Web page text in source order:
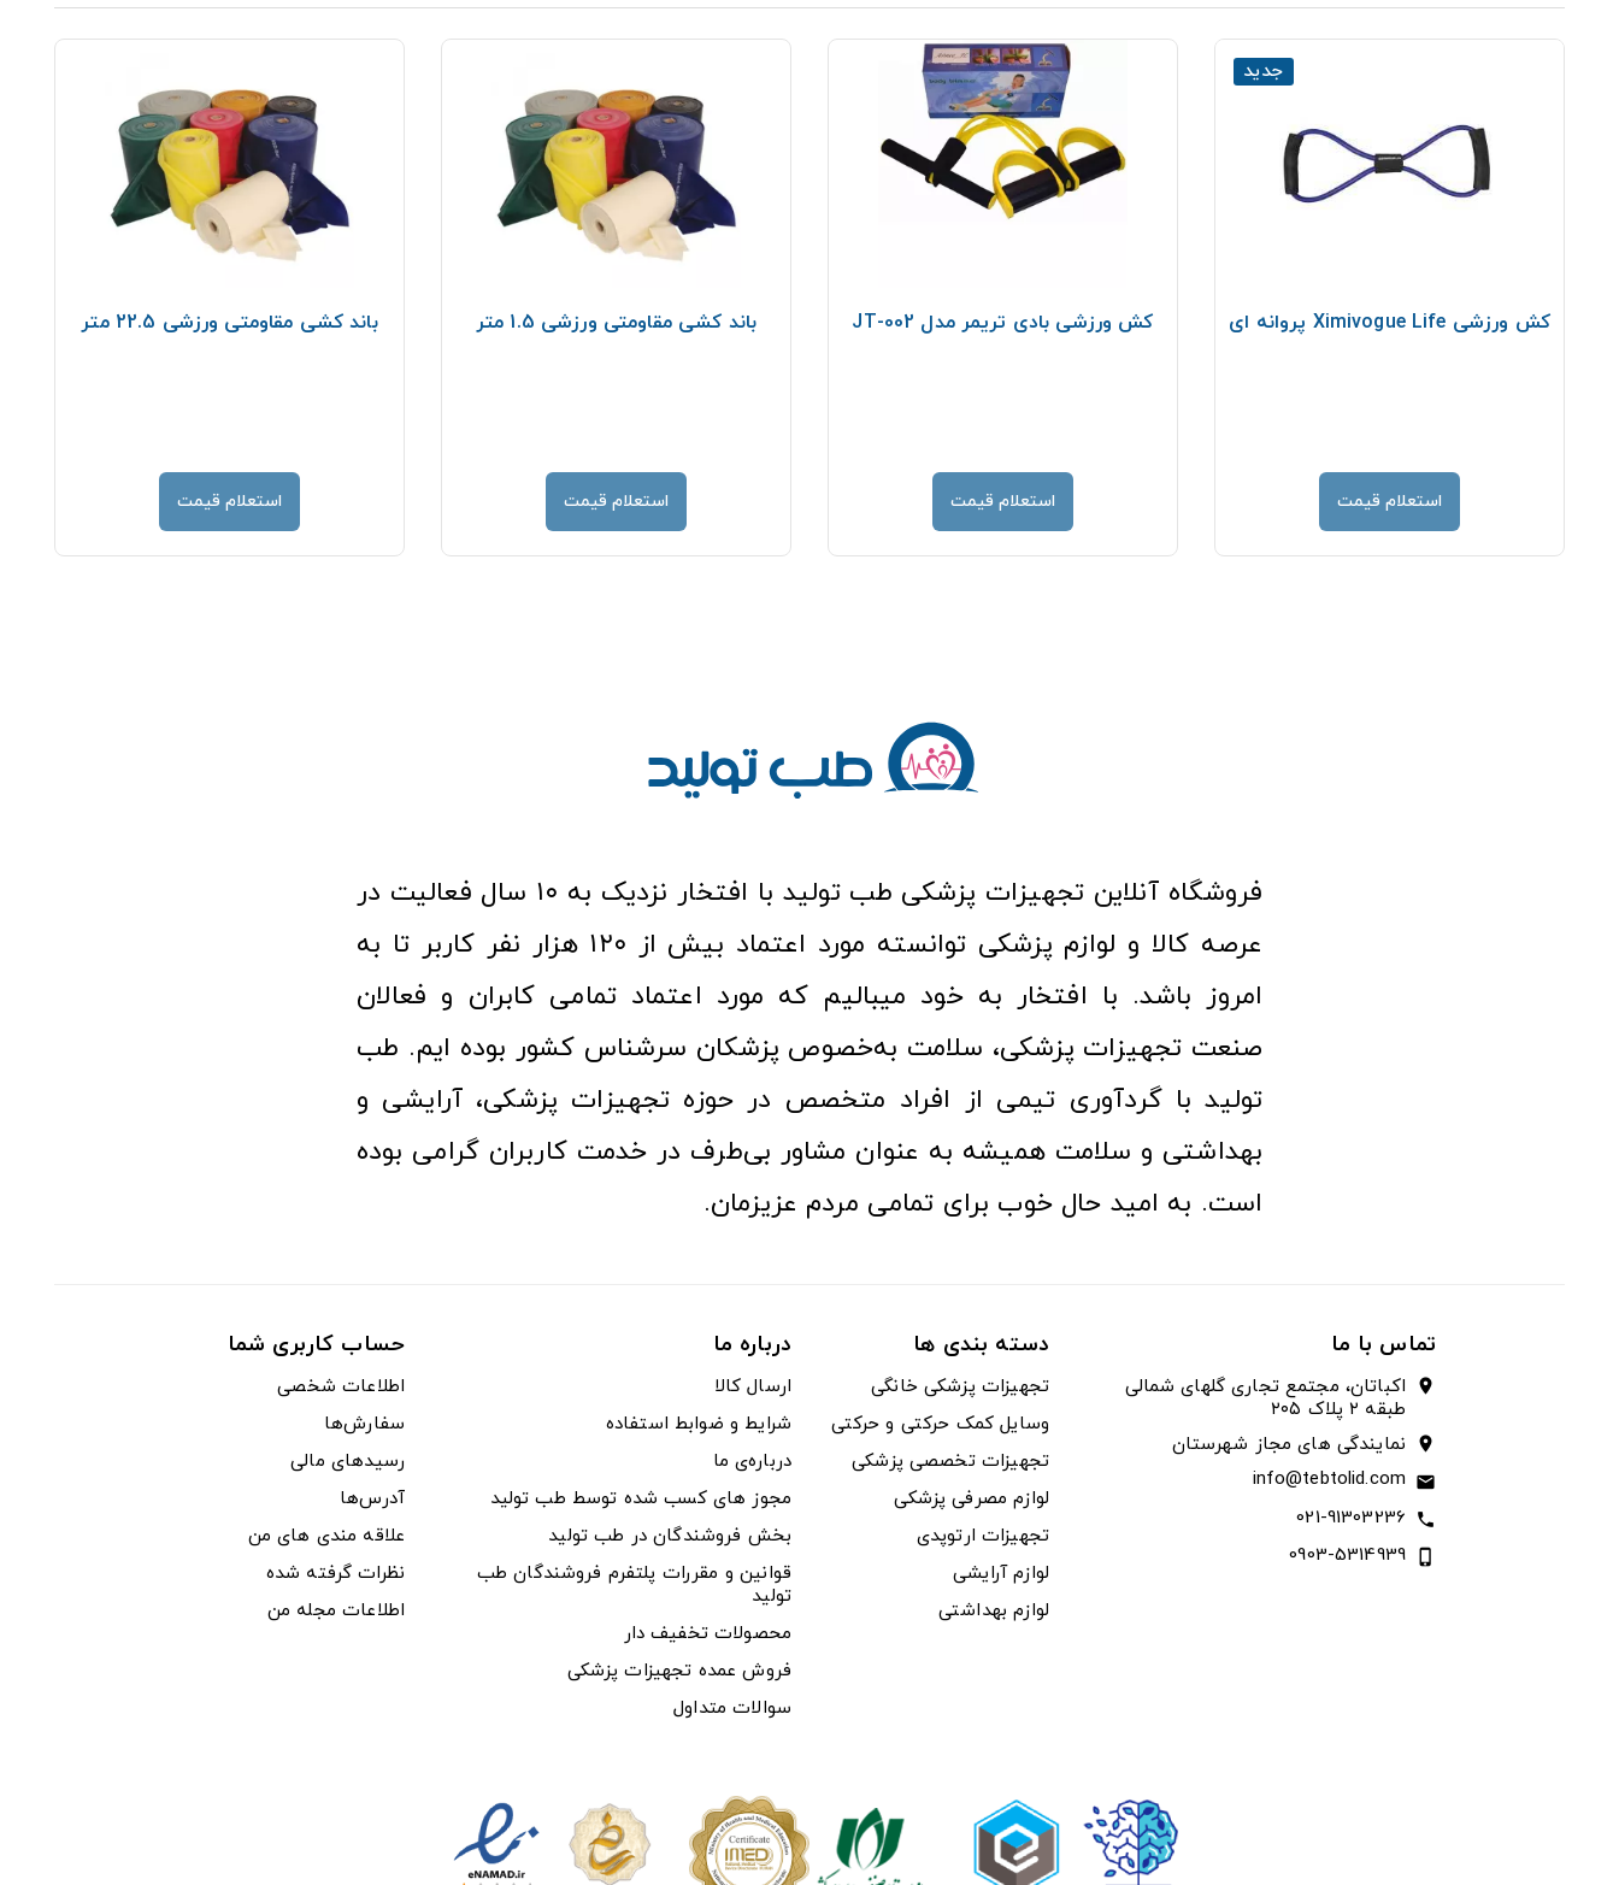
جدید
کش ورزشی Ximivogue Life پروانه ای
استعلام قیمت
کش ورزشی بادی تریمر مدل JT-002
استعلام قیمت
باند کشی مقاومتی ورزشی 1.5 متر
استعلام قیمت
باند کشی مقاومتی ورزشی 22.5 متر
استعلام قیمت
فروشگاه آنلاین تجهیزات پزشکی طب تولید با افتخار نزدیک به ۱۰ سال فعالیت در
عرصه کالا و لوازم پزشکی توانسته مورد اعتماد بیش از ۱۲۰ هزار نفر کاربر تا به
امروز باشد. با افتخار به خود میبالیم که مورد اعتماد تمامی کابران و فعالان
صنعت تجهیزات پزشکی، سلامت به‌خصوص پزشکان سرشناس کشور بوده ایم. طب
تولید با گردآوری تیمی از افراد متخصص در حوزه تجهیزات پزشکی، آرایشی و
بهداشتی و سلامت همیشه به عنوان مشاور بی‌طرف در خدمت کاربران گرامی بوده
است. به امید حال خوب برای تمامی مردم عزیزمان.
تماس با ما
location_on
اکباتان، مجتمع تجاری گلهای شمالی
طبقه ۲ پلاک ۲۰۵
location_on نمایندگی های مجاز شهرستان
email
info@tebtolid.com
call
021-91303236
phone_iphone
0903-5314939
دسته بندی ها
تجهیزات پزشکی خانگی
وسایل کمک حرکتی و حرکتی
تجهیزات تخصصی پزشکی
لوازم مصرفی پزشکی
تجهیزات ارتوپدی
لوازم آرایشی
لوازم بهداشتی
درباره ما
ارسال کالا
شرایط و ضوابط استفاده
درباره‌ی ما
مجوز های کسب شده توسط طب تولید
بخش فروشندگان در طب تولید
قوانین و مقررات پلتفرم فروشندگان طب
تولید
محصولات تخفیف دار
فروش عمده تجهیزات پزشکی
سوالات متداول
حساب کاربری شما
اطلاعات شخصی
سفارش‌ها
رسیدهای مالی
آدرس‌ها
علاقه مندی های من
نظرات گرفته شده
اطلاعات مجله من